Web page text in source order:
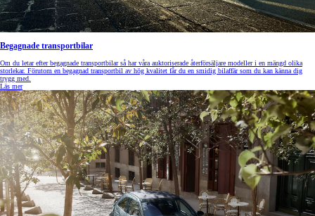
Begagnade transportbilar
Om du letar efter begagnade transportbilar så har våra auktoriserade återförsäljare modeller i en mängd olika
storlekar. Förutom en begagnad transportbil av hög kvalitet får du en smidig bilaffär som du kan känna dig
trygg med.
Läs mer